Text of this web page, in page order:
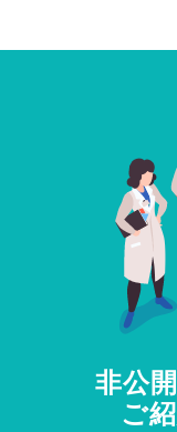
非公
ご